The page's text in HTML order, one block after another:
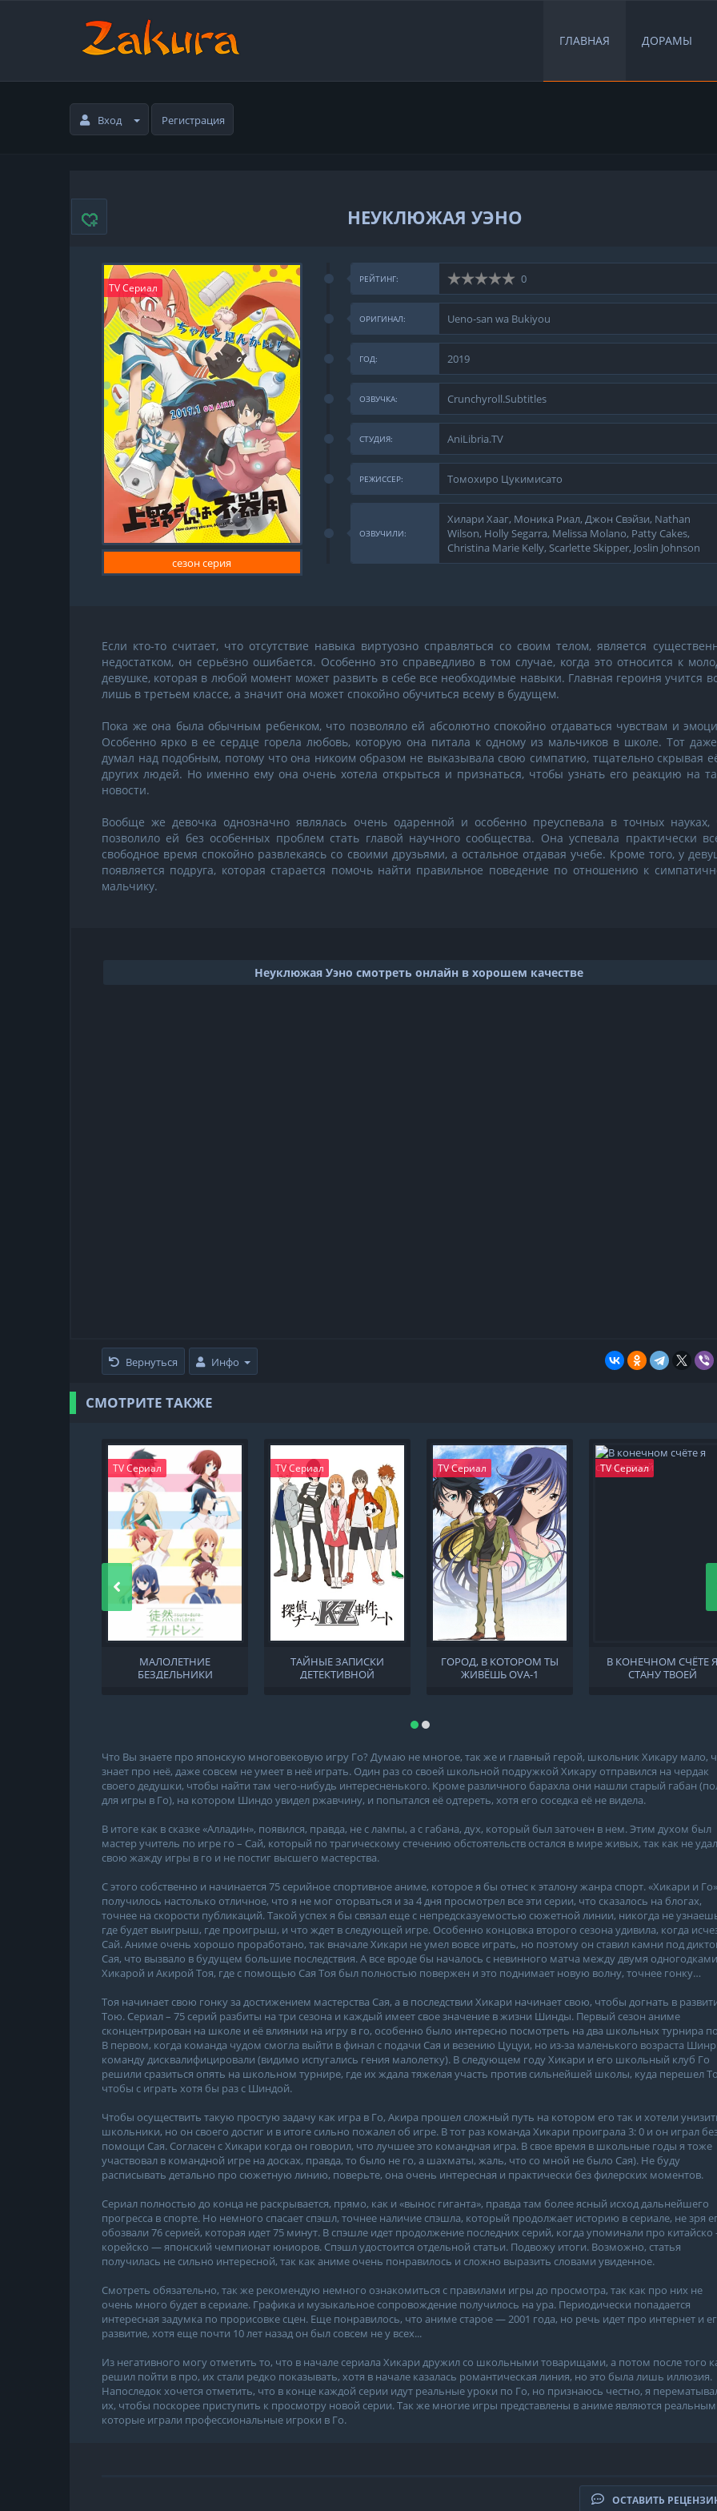
ГЛАВНАЯ ДОРАМЫ
Вход Регистрация
НЕУКЛЮЖАЯ УЭНО
TV Сериал
сезон серия
РЕЙТИНГ: 0
ОРИГИНАЛ: Ueno-san wa Bukiyou
ГОД: 2019
ОЗВУЧКА: Crunchyroll.Subtitles
СТУДИЯ: AniLibria.TV
РЕЖИССЕР: Томохиро Цукимисато
ОЗВУЧИЛИ:
Хилари Хааг, Моника Риал, Джон Свэйзи, Nathan
Wilson, Holly Segarra, Melissa Molano, Patty Cakes,
Christina Marie Kelly, Scarlette Skipper, Joslin Johnson
Если кто-то считает, что отсутствие навыка виртуозно справляться со своим телом, является
недостатком, он серьёзно ошибается. Особенно это справедливо в том случае, когда это относится к
девушке, которая в любой момент может развить в себе все необходимые навыки. Главная героиня учится
лишь в третьем классе, а значит она может спокойно обучиться всему в будущем.
Пока же она была обычным ребенком, что позволяло ей абсолютно спокойно отдаваться чувствам и
Особенно ярко в ее сердце горела любовь, которую она питала к одному из мальчиков в школе. Тот
думал над подобным, потому что она никоим образом не выказывала свою симпатию, тщательно скрывая
других людей. Но именно ему она очень хотела открыться и признаться, чтобы узнать его реакцию на
новости.
Вообще же девочка однозначно являлась очень одаренной и особенно преуспевала в точных науках,
позволило ей без особенных проблем стать главой научного сообщества. Она успевала практически
свободное время спокойно развлекаясь со своими друзьями, а остальное отдавая учебе. Кроме того, у
появляется подруга, которая старается помочь найти правильное поведение по отношению к
мальчику.
Неуклюжая Уэно смотреть онлайн в хорошем качестве
Вернуться Инфо
СМОТРИТЕ ТАКЖЕ
TV Сериал
МАЛОЛЕТНИЕ
БЕЗДЕЛЬНИКИ
TV Сериал
ТАЙНЫЕ ЗАПИСКИ
ДЕТЕКТИВНОЙ
TV Сериал
ГОРОД, В КОТОРОМ ТЫ
ЖИВЁШЬ OVA-1
TV Сериал
В КОНЕЧНОМ СЧЁТЕ Я
СТАНУ ТВОЕЙ
Что Вы знаете про японскую многовековую игру Го? Думаю не многое, так же и главный герой, школьник Хикару мало,
знает про неё, даже совсем не умеет в неё играть. Один раз со своей школьной подружкой Хикару отправился на чердак
своего дедушки, чтобы найти там чего-нибудь интересненького. Кроме различного барахла они нашли старый габан
для игры в Го), на котором Шиндо увидел ржавчину, и попытался её одтереть, хотя его соседка её не видела.
В итоге как в сказке «Алладин», появился, правда, не с лампы, а с габана, дух, который был заточен в нем. Этим духом был
мастер учитель по игре го – Сай, который по трагическому стечению обстоятельств остался в мире живых, так как не
свою жажду игры в го и не постиг высшего мастерства.
С этого собственно и начинается 75 серийное спортивное аниме, которое я бы отнес к эталону жанра спорт. «Хикари и Го»
получилось настолько отличное, что я не мог оторваться и за 4 дня просмотрел все эти серии, что сказалось на блогах,
точнее на скорости публикаций. Такой успех я бы связал еще с непредсказуемостью сюжетной линии, никогда не
где будет выигрыш, где проигрыш, и что ждет в следующей игре. Особенно концовка второго сезона удивила, когда
Сай. Аниме очень хорошо проработано, так вначале Хикари не умел вовсе играть, но поэтому он ставил камни под
Сая, что вызвало в будущем большие последствия. А все вроде бы началось с невинного матча между двумя
Хикарой и Акирой Тоя, где с помощью Сая Тоя был полностью повержен и это поднимает новую волну, точнее гонку…
Тоя начинает свою гонку за достижением мастерства Сая, а в последствии Хикари начинает свою, чтобы догнать в
Тою. Сериал – 75 серий разбиты на три сезона и каждый имеет свое значение в жизни Шинды. Первый сезон аниме
сконцентрирован на школе и её влиянии на игру в го, особенно было интересно посмотреть на два школьных турнира
В первом, когда команда чудом смогла выйти в финал с подачи Сая и везению Цуцуи, но из-за маленького возраста
команду дисквалифицировали (видимо испугались гения малолетку). В следующем году Хикари и его школьный клуб Го
решили сразиться опять на школьном турнире, где их ждала тяжелая участь против сильнейшей школы, куда перешел
чтобы с играть хотя бы раз с Шиндой.
Чтобы осуществить такую простую задачу как игра в Го, Акира прошел сложный путь на котором его так и хотели
школьники, но он своего достиг и в итоге сильно пожалел об игре. В тот раз команда Хикари проиграла 3: 0 и он играл
помощи Сая. Согласен с Хикари когда он говорил, что лучшее это командная игра. В свое время в школьные годы я тоже
участвовал в командной игре на досках, правда, то было не го, а шахматы, жаль, что со мной не было Сая). Не буду
расписывать детально про сюжетную линию, поверьте, она очень интересная и практически без филерских моментов.
Сериал полностью до конца не раскрывается, прямо, как и «вынос гиганта», правда там более ясный исход дальнейшего
прогресса в спорте. Но немного спасает спэшл, точнее наличие спэшла, который продолжает историю в сериале, не зря
обозвали 76 серией, которая идет 75 минут. В спэшле идет продолжение последних серий, когда упоминали про
корейско — японский чемпионат юниоров. Спэшл удостоится отдельной статьи. Подвожу итоги. Возможно, статья
получилась не сильно интересной, так как аниме очень понравилось и сложно выразить словами увиденное.
Смотреть обязательно, так же рекомендую немного ознакомиться с правилами игры до просмотра, так как про них не
очень много будет в сериале. Графика и музыкальное сопровождение получилось на ура. Периодически попадается
интересная задумка по прорисовке сцен. Еще понравилось, что аниме старое — 2001 года, но речь идет про интернет и
развитие, хотя еще почти 10 лет назад он был совсем не у всех...
Из негативного могу отметить то, что в начале сериала Хикари дружил со школьными товарищами, а потом после того
решил пойти в про, их стали редко показывать, хотя в начале казалась романтическая линия, но это была лишь иллюзия.
Напоследок хочется отметить, что в конце каждой серии идут реальные уроки по Го, но признаюсь честно, я
их, чтобы поскорее приступить к просмотру новой серии. Так же многие игры представлены в аниме являются
которые играли профессиональные игроки в Го.
ОСТАВИТЬ